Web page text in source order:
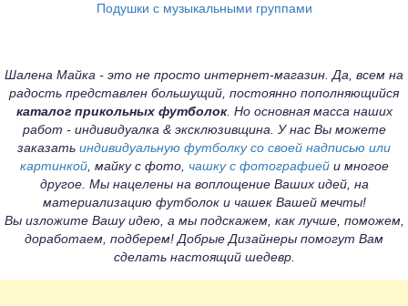
Подушки с музыкальными группами
Шалена Майка - это не просто интернет-магазин. Да, всем на
радость представлен большущий, постоянно пополняющийся
каталог прикольных футболок. Но основная масса наших
работ - индивидуалка & эксклюзивщина. У нас Вы можете
заказать индивидуальную футболку со своей надписью или
картинкой, майку с фото, чашку с фотографиейи многое
другое. Мы нацелены на воплощение Ваших идей, на
материализацию футболок и чашек Вашей мечты!
Вы изложите Вашу идею, а мы подскажем, как лучше, поможем,
доработаем, подберем! Добрые Дизайнеры помогут Вам
сделать настоящий шедевр.